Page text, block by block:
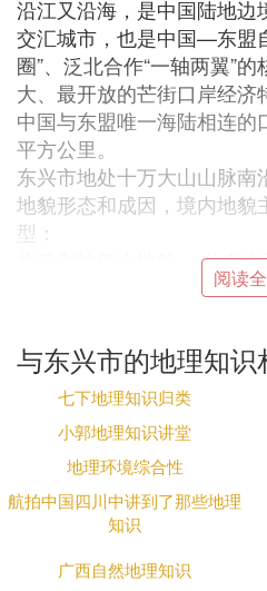
沿江又沿海，是中国陆地边
交汇城市，也是中国—东盟
圈”、泛北合作“一轴两翼”
大、最开放的芒街口岸经
中国与东盟唯一海陆相连的
平方公里。
东兴市地处十万大山山脉
地貌形态和成因，境内地貌
型：
构造剥蚀低山地貌 ：分布
要由志留系砂砾岩、泥质岩
丘陵地貌：分布在市境中部
0 米至500 米，为峰峦起伏
般不超过200 米。其上常覆
及肉桂、八角、果树、橡
滨海平原：分布在市境南
尾、山心及交东等地沿海
米，地势平坦，或略有起伏
垦为稻田和耕地，这里阡
年，东兴市实现生产总值（
阅读
与东兴市的地理知识
七下地理知识归类
小郭地理知识讲堂
地理环境综合性
航拍中国四川中讲到了那些地理
知识
广西自然地理知识